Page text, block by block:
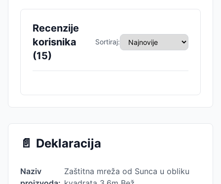
Recenzije
korisnika
(15)
Sortiraj:
📄 Deklaracija
Naziv
Zaštitna mreža od Sunca u obliku